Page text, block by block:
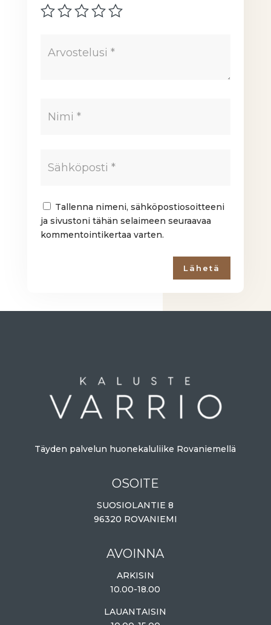
Tallenna nimeni, sähköpostiosoitteeni
ja sivustoni tähän selaimeen seuraavaa
kommentointikertaa varten.
Lähetä
Täyden palvelun huonekaluliike Rovaniemellä
OSOITE
SUOSIOLANTIE 8
96320 ROVANIEMI
AVOINNA
ARKISIN
10.00-18.00
LAUANTAISIN